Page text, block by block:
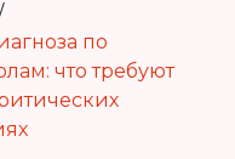
по
что требуют